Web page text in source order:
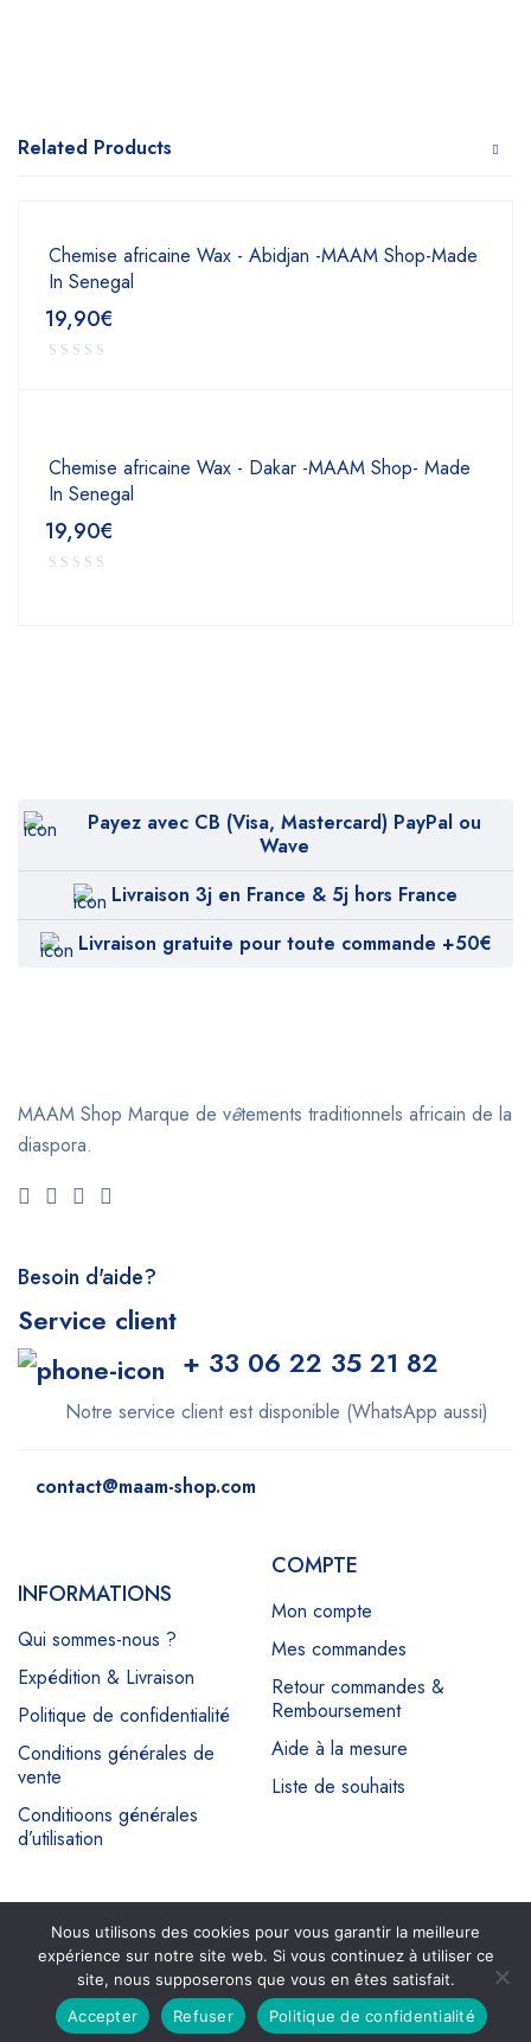
RDV de consultation gratuite!
powered by Calendly
0 0
Related Products
Chemise africaine Wax - Abidjan -MAAM Shop-Made
In Senegal
19,90€
Chemise africaine Wax - Dakar -MAAM Shop- Made
In Senegal
19,90€
Payez avec CB (Visa, Mastercard) PayPal ou
Wave
Livraison 3j en France & 5j hors France
Livraison gratuite pour toute commande +50€
MAAM Shop Marque de vêtements traditionnels africain de la
diaspora.
Besoin d'aide?
Service client
+ 33 06 22 35 21 82
Notre service client est disponible (WhatsApp aussi)
contact@maam-shop.com
INFORMATIONS
Qui sommes-nous ?
Expédition & Livraison
Politique de confidentialité
Conditions générales de
vente
Conditioons générales
d’utilisation
COMPTE
Mon compte
Mes commandes
Retour commandes &
Remboursement
Aide à la mesure
Liste de souhaits
Copyright © 2024 MAAM Shop by Mame Cheikh LO. All
Rights Reserved
Nous utilisons des cookies pour vous garantir la meilleure
expérience sur notre site web. Si vous continuez à utiliser ce
site, nous supposerons que vous en êtes satisfait.
Accepter
Refuser Politique de confidentialité